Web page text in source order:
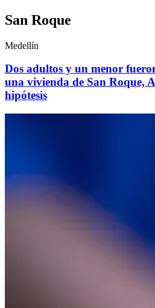
San Roque
Medellín
Dos adultos y un menor
una vivienda de San Roque,
hipótesis